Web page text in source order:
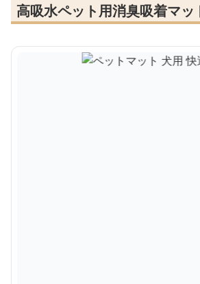
高吸水ペット用消臭吸着マッ